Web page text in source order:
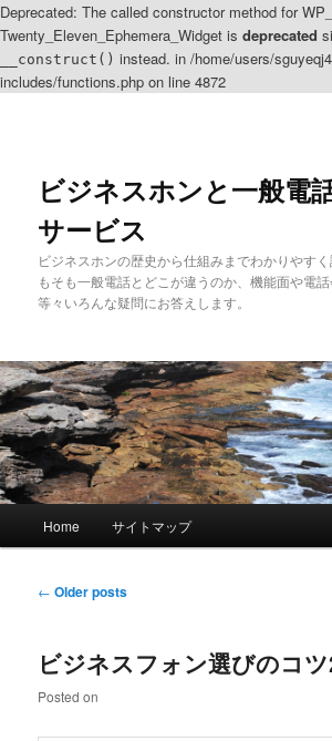
Deprecated: The called constructor method for
Twenty_Eleven_Ephemera_Widget is deprecated
__construct() instead. in /home/users/
includes/functions.php on line 4872
ビジネスホンと一般電
サービス
ビジネスホンの歴史から仕組みまでわかりやす
もそも一般電話とどこが違うのか、機能面や電
等々いろんな疑問にお答えします。
Skip to primary content
Skip to secondary content
Home サイトマップ
Post navigation
← Older posts
ビジネスフォン選びのコ
Posted on